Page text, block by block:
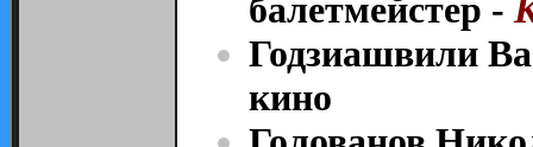
балетмейстер -
Годзиашвили
кино